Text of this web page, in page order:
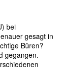
bei
gesagt in
Büren?
gegangen.